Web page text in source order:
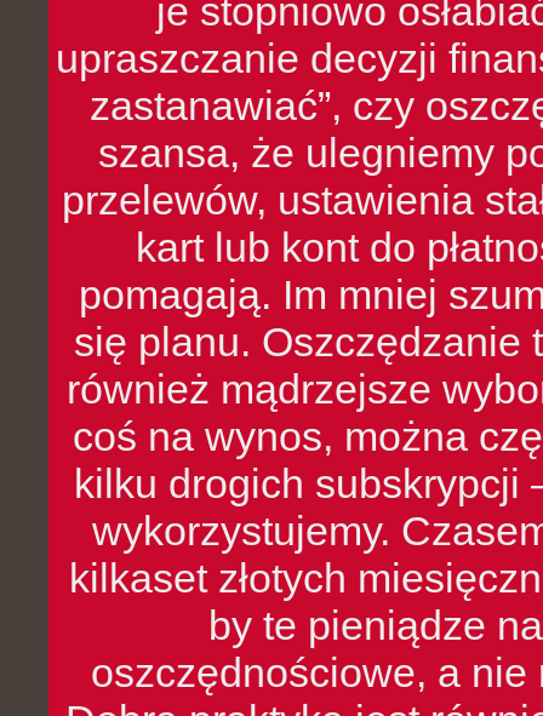
je stopniowo
upraszczanie decyzji
zastanawiać”, czy
szansa, że ulegniemy
przelewów, ustawienia
kart lub kont do
pomagają. Im mniej
się planu. Oszczędzanie
również mądrzejsze
coś na wynos, można
kilku drogich subskrypcji
wykorzystujemy.
kilkaset złotych
by te pieniądze
oszczędnościowe, a nie